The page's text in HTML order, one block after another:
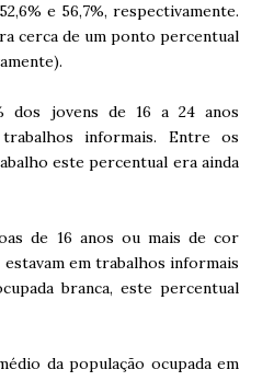
e 56,7%, respectivamente.
cerca de um ponto percentual
dos jovens de 16 a 24 anos
informais. Entre os
este percentual era ainda
de 16 anos ou mais de cor
em trabalhos informais
branca, este percentual
da população ocupada em